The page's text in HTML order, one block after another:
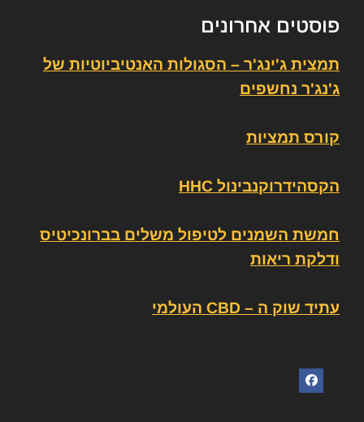
פוסטים אחרונים
תמצית ג'ינג'ר – הסגולות האנטיביוטיות של
ג'נג'ר נחשפים
קורס תמציות
הקסהידרוקנבינול HHC
חמשת השמנים לטיפול משלים בברונכיטיס
ודלקת ריאות
עתיד שוק ה – CBD העולמי